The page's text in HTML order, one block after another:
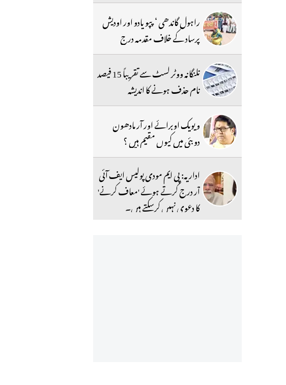
راہول گاندھی ‘ پپو یادو اور اودیش
پرساد کے خلاف مقدمہ درج
تلنگانہ ووٹر لسٹ سے تقریباً 15 فیصد
نام حذف ہونے کا اندیشہ
ویویک اوبرائے اور آر مادھون
دوبئی میں کیوں مقیم ہیں ؟
اداریہ: پی ایم مودی پولیس ایف آئی
آر درج کرتے ہوئے 'معاف کرنے'
کا دعوی نہیں کرسکتے ہیں۔